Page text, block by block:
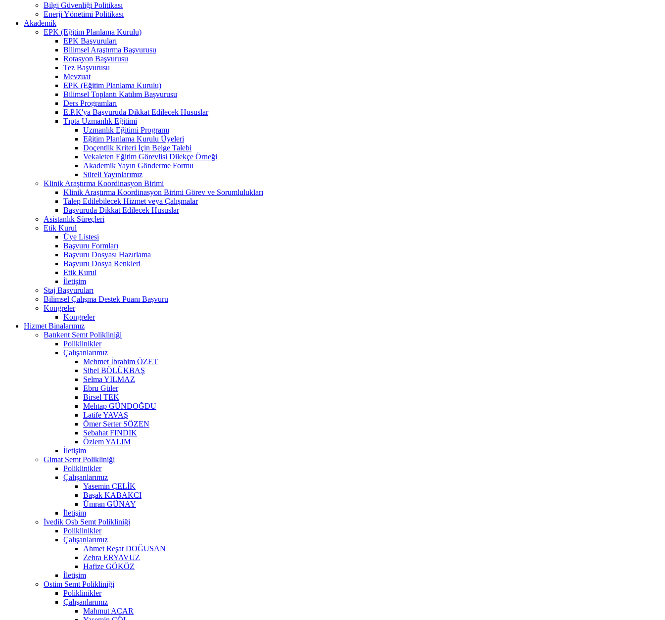
Bilgi Güvenliği Politikası
Enerji Yönetimi Politikası
Akademik
EPK (Eğitim Planlama Kurulu)
EPK Başvuruları
Bilimsel Araştırma Başvurusu
Rotasyon Başvurusu
Tez Başvurusu
Mevzuat
EPK (Eğitim Planlama Kurulu)
Bilimsel Toplantı Katılım Başvurusu
Ders Programları
E.P.K'ya Başvuruda Dikkat Edilecek Hususlar
Tıpta Uzmanlık Eğitimi
Uzmanlık Eğitimi Programı
Eğitim Planlama Kurulu Üyeleri
Doçentlik Kriteri İçin Belge Talebi
Vekaleten Eğitim Görevlisi Dilekçe Örneği
Akademik Yayın Gönderme Formu
Süreli Yayınlarımız
Klinik Araştırma Koordinasyon Birimi
Klinik Araştırma Koordinasyon Birimi Görev ve Sorumlulukları
Talep Edilebilecek Hizmet veya Çalışmalar
Başvuruda Dikkat Edilecek Hususlar
Asistanlık Süreçleri
Etik Kurul
Üye Listesi
Başvuru Formları
Başvuru Dosyası Hazırlama
Başvuru Dosya Renkleri
Etik Kurul
İletişim
Staj Başvuruları
Bilimsel Çalışma Destek Puanı Başvuru
Kongreler
Kongreler
Hizmet Binalarımız
Batıkent Semt Polikliniği
Poliklinikler
Çalışanlarımız
Mehmet İbrahim ÖZET
Sibel BÖLÜKBAŞ
Selma YILMAZ
Ebru Güler
Birsel TEK
Mehtap GÜNDOĞDU
Latife YAVAŞ
Ömer Serter SÖZEN
Sebahat FINDIK
Özlem YALIM
İletişim
Gimat Semt Polikliniği
Poliklinikler
Çalışanlarımız
Yasemin ÇELİK
Başak KABAKCI
Ümran GÜNAY
İletişim
İvedik Osb Semt Polikliniği
Poliklinikler
Çalışanlarımız
Ahmet Reşat DOĞUSAN
Zehra ERYAVUZ
Hafize GÖKÖZ
İletişim
Ostim Semt Polikliniği
Poliklinikler
Çalışanlarımız
Mahmut ACAR